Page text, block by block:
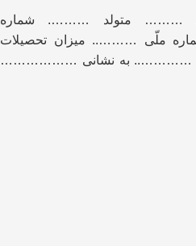
……… متولد ………. شماره
ملّی ……….. میزان تحصیلات
………….. به نشانی ………………